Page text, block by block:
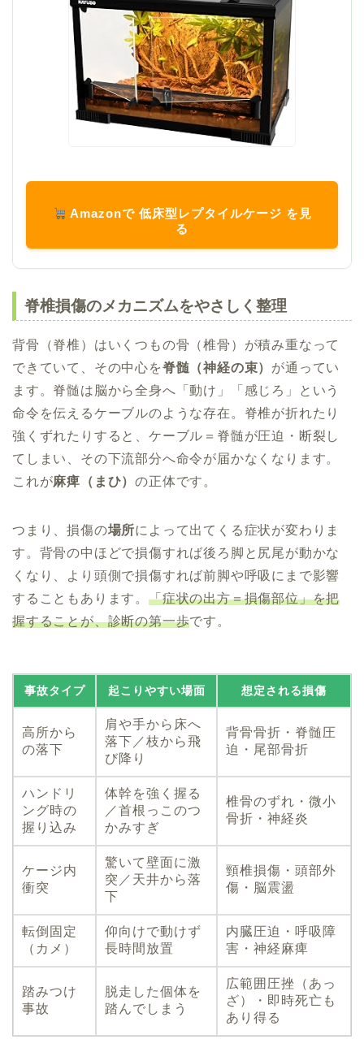
Amazonで 低床型レプタイルケージ を見
る
脊椎損傷のメカニズムをやさしく整理
背骨（脊椎）はいくつもの骨（椎骨）が積み重なって
できていて、その中心を脊髄（神経の束） が通ってい
ます。脊髄は脳から全身へ「動け」「感じろ」という
命令を伝えるケーブルのような存在。脊椎が折れたり
強くずれたりすると、ケーブル＝脊髄が圧迫・断裂し
てしまい、その下流部分へ命令が届かなくなります。
これが麻痺（まひ）の正体です。
つまり、損傷の場所によって出てくる症状が変わりま
す。背骨の中ほどで損傷すれば後ろ脚と尻尾が動かな
くなり、より頭側で損傷すれば前脚や呼吸にまで影響
することもあります。「症状の出方＝損傷部位」を把
握することが、診断の第一歩です。
事故タイプ 起こりやすい場面 想定される損傷
高所から
の落下
肩や手から床へ
落下／枝から飛
び降り
背骨骨折・脊髄圧
迫・尾部骨折
ハンドリ
ング時の
握り込み
体幹を強く握る
／首根っこのつ
かみすぎ
椎骨のずれ・微小
骨折・神経炎
ケージ内
衝突
驚いて壁面に激
突／天井から落
下
頸椎損傷・頭部外
傷・脳震盪
転倒固定
（カメ）
仰向けで動けず
長時間放置
内臓圧迫・呼吸障
害・神経麻痺
踏みつけ
事故
脱走した個体を
踏んでしまう
広範囲圧挫（あっ
ざ）・即時死亡も
あり得る